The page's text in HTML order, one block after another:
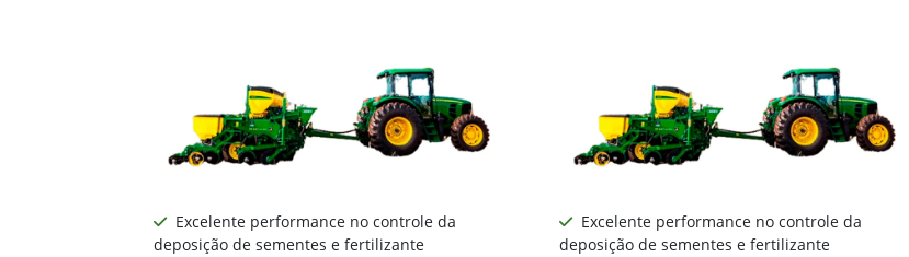
Excelente performance no controle da
deposição de sementes e fertilizante
Excelente performance no controle da
deposição de sementes e fertilizante